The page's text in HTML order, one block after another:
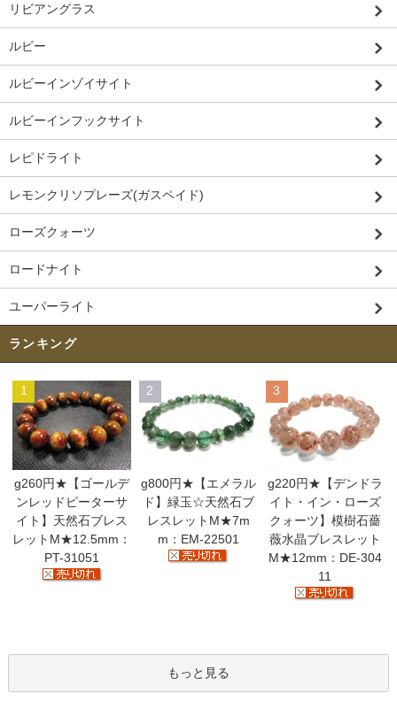
リビアングラス
ルビー
ルビーインゾイサイト
ルビーインフックサイト
レピドライト
レモンクリソプレーズ(ガスペイド)
ローズクォーツ
ロードナイト
ユーパーライト
ランキング
1
g260円★【ゴールデ
ンレッドピーターサ
イト】天然石ブレス
レットM★12.5mm：
PT-31051
2
g800円★【エメラル
ド】緑玉☆天然石ブ
レスレットM★7m
m：EM-22501
3
g220円★【デンドラ
イト・イン・ローズ
クォーツ】模樹石薔
薇水晶ブレスレット
M★12mm：DE-304
11
もっと見る